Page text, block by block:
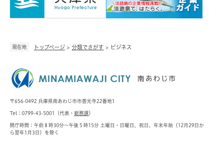
現在地 トップページ > 分類でさがす > ビジネス
〒656-0492 兵庫県南あわじ市市善光寺22番地1
Tel：0799-43-5001（代表・ 総務課）
開庁時間：午前８時30分～午後５時15分 土曜日・日曜日、祝日、年末年始（12月29日か
ら翌年1月3日）を除く